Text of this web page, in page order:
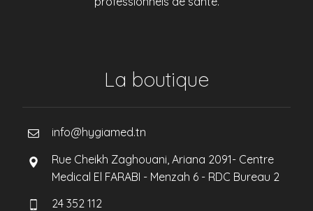
La boutique
info@hygiamed.tn
Rue Cheikh Zaghouani, Ariana 2091- Centre
Medical El FARABI - Menzah 6 - RDC Bureau 2
24 352 112